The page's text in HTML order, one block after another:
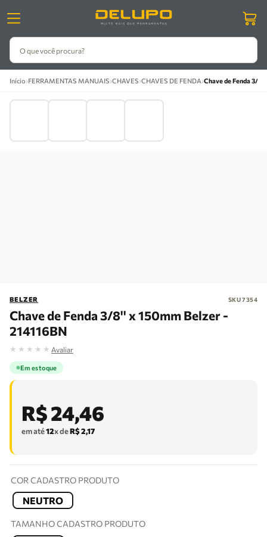
O que você procura?
Início›FERRAMENTAS MANUAIS›CHAVES›CHAVES DE FENDA›Chave de Fenda 3/
BELZER SKU7354
Chave de Fenda 3/8'' x 150mm Belzer -
214116BN
★ ★ ★ ★ ★ Avaliar
Em estoque
R$24,46
em até12x deR$2,17
COR CADASTRO PRODUTO
NEUTRO
TAMANHO CADASTRO PRODUTO